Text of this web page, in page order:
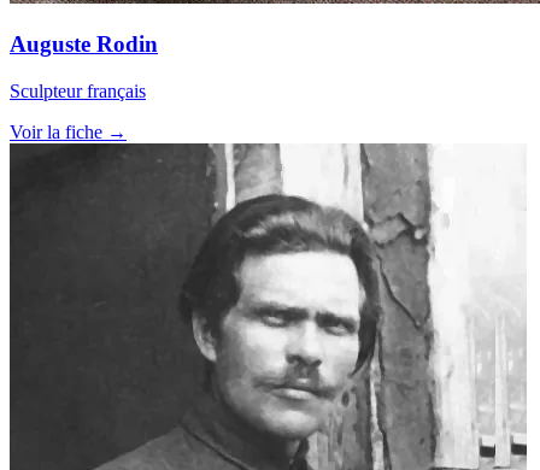
Auguste Rodin
Sculpteur français
Voir la fiche →